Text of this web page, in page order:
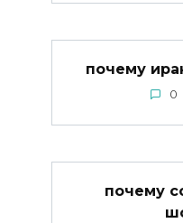
почему
0
почему